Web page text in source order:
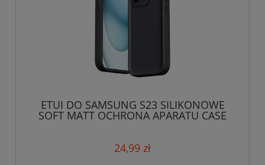
ETUI DO SAMSUNG S23 SILIKONOWE
SOFT MATT OCHRONA APARATU CASE
24,99 zł